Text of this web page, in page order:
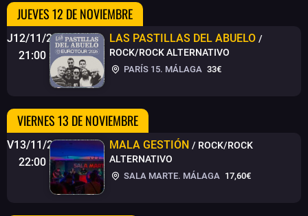
JUEVES 12 DE NOVIEMBRE
J12/11/26
21:00
LAS PASTILLAS DEL ABUELO /
ROCK/ROCK ALTERNATIVO
PARÍS 15. MÁLAGA 33€
VIERNES 13 DE NOVIEMBRE
V13/11/26
22:00
MALA GESTIÓN / ROCK/ROCK
ALTERNATIVO
SALA MARTE. MÁLAGA 17,60€